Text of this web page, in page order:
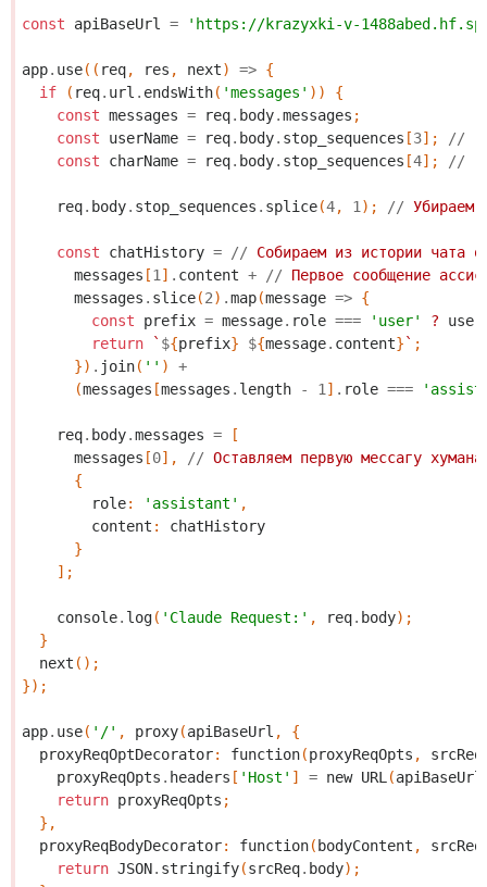
const apiBaseUrl = 'https://krazyxki-v-
app. use(( req, res , next) => {
if
( req. url . endsWith( 'messages' ))
{
const messages = req. body.messages ;
const
userName = req. body. stop_sequences [3]; //
const
charName = req. body. stop_sequences [4]; //
req. body. stop_sequences . splice(4, 1 ); // Убираем
const chatHistory = // Собираем из истории чата
messages [1 ] . content + // Первое сообщение
messages . slice(2) .map(message => {
const
prefix = message. role === 'user' ?
return
` ${prefix} ${message. content} ` ;
}) . join( '' )
+
(messages [messages . length - 1 ] . role ===
req. body.messages =
[
messages [0], // Оставляем первую мессагу хумана
{
role: 'assistant' ,
content :
chatHistory
}
];
console. log( 'Claude Request:' , req. body);
}
next ();
});
app. use( '/' , proxy(apiBaseUrl ,
{
proxyReqOptDecorator: function(proxyReqOpts , srcReq
proxyReqOpts . headers [ 'Host' ] = new URL (apiBaseUrl
return proxyReqOpts ;
},
proxyReqBodyDecorator: function( bodyContent , srcReq
return JSON. stringify(srcReq. body);